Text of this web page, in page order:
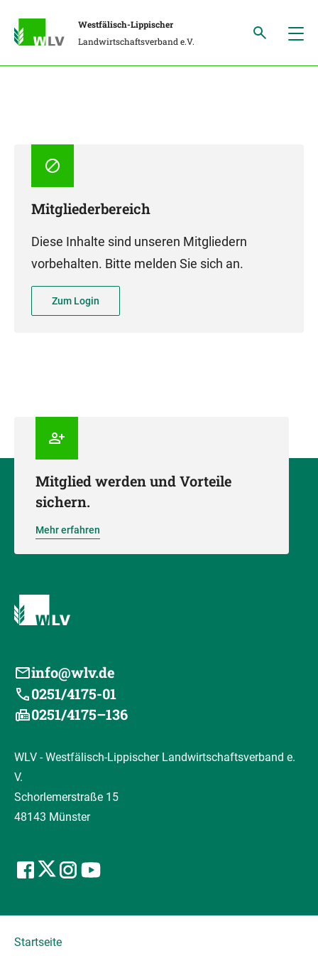
Westfälisch-Lippischer
Landwirtschaftsverband e.V.
Mitgliederbereich
Diese Inhalte sind unseren Mitgliedern
vorbehalten. Bitte melden Sie sich an.
Zum Login
Mitglied werden und Vorteile
sichern.
Mehr erfahren
info@wlv.de
0251/4175-01
0251/4175–136
WLV - Westfälisch-Lippischer Landwirtschaftsverband e.
V.
Schorlemerstraße 15
48143 Münster
Startseite